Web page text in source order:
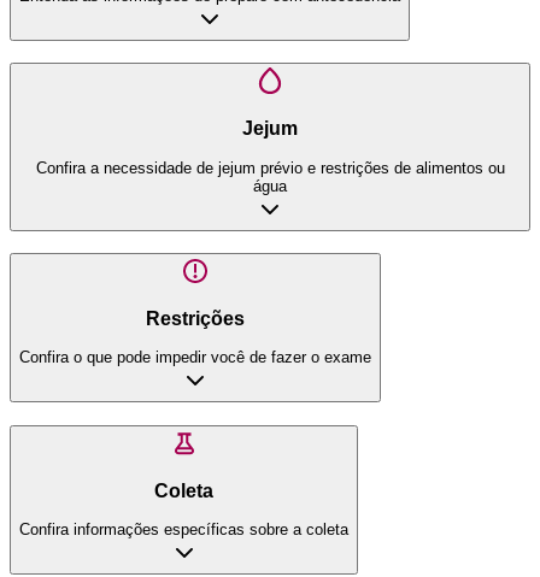
Jejum
Confira a necessidade de jejum prévio e restrições de alimentos ou
água
Restrições
Confira o que pode impedir você de fazer o exame
Coleta
Confira informações específicas sobre a coleta